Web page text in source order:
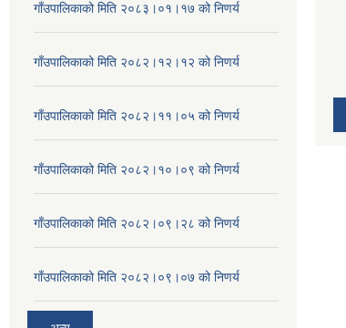
गाँउपालिकाको मिति २०८३।०१।१७ को निणर्य
गाँउपालिकाको मिति २०८२।१२।१२ को निणर्य
गाँउपालिकाको मिति २०८२।११।०५ को निणर्य
गाँउपालिकाको मिति २०८२।१०।०९ को निणर्य
गाँउपालिकाको मिति २०८२।०९।२८ को निणर्य
गाँउपालिकाको मिति २०८२।०९।०७ को निणर्य